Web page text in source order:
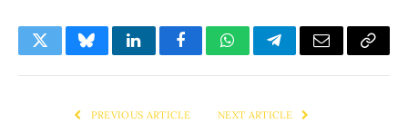
TwitterBlueskyLinkedInFacebookWhatsAppTelegramEmail Copy
PREVIOUS ARTICLE NEXT ARTICLE